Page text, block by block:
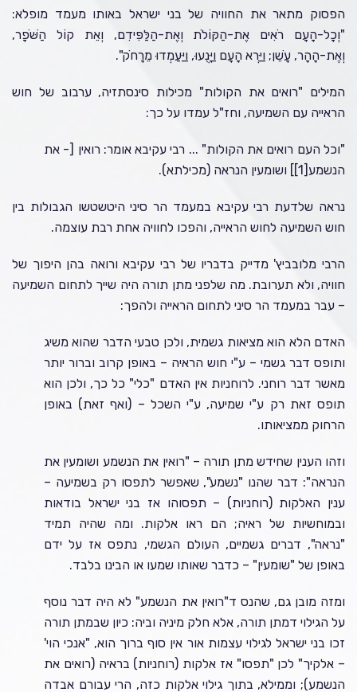
הפסוק מתאר את החוויה של בני ישראל באותו מעמד מופלא:
"וְכָל-הָעָם רֹאִים אֶת-הַקּוֹלֹת וְאֶת-הַלַּפִּידִם, וְאֵת קוֹל הַשֹּׁפָר,
וְאֶת-הָהָר, עָשֵׁן; וַיַּרְא הָעָם וַיָּנֻעוּ, וַיַּעַמְדוּ מֵרָחֹק".
המילים "רואים את הקולות" מכילות סינסתזיה, ערבוב של חוש
הראייה עם השמיעה, וחז"ל עמדו על כך:
"וכל העם רואים את הקולות" ... רבי עקיבא אומר: רואין [- את
הנשמע [1] ] ושומעין הנראה (מכילתא).
נראה שלדעת רבי עקיבא במעמד הר סיני היטשטשו הגבולות בין
חוש השמיעה לחוש הראייה, והפכו לחוויה אחת רבת עוצמה.
הרבי מלובביץ' מדייק בדבריו של רבי עקיבא ורואה בהן היפוך של
חוויה, ולא תערובת. מה שלפני מתן תורה היה שייך לתחום השמיעה
– עבר במעמד הר סיני לתחום הראייה ולהפך:
האדם הלא הוא מציאות גשמית, ולכן טבעי הדבר שהוא משיג
ותופס דבר גשמי – ע"י חוש הראיה – באופן קרוב וברור יותר
מאשר דבר רוחני. לרוחניות אין האדם "כלי" כל כך, ולכן הוא
תופס זאת רק ע"י שמיעה, ע"י השכל – (ואף זאת) באופן
הרחוק ממציאותו.
וזהו הענין שחידש מתן תורה – "רואין את הנשמע ושומעין את
הנראה": דבר שהנו "נשמע", שאפשר לתפסו רק בשמיעה –
ענין האלקות (רוחניות) – תפסוהו אז בני ישראל בודאות
ובמוחשיות של ראיה; הם ראו אלקות. ומה שהיה תמיד
"נראה", דברים גשמיים, העולם הגשמי, נתפס אז על ידם
באופן של "שומעין" – כדבר שאותו שמעו או הבינו בלבד.
ומזה מובן גם, שהנס ד"רואין את הנשמע" לא היה דבר נוסף
על הגילוי דמתן תורה, אלא חלק מיניה וביה: כיון שבמתן תורה
זכו בני ישראל לגילוי עצמות אור אין סוף ברוך הוא, "אנכי הוי'
– אלקיך" לכן "תפסו" אז אלקות (רוחניות) בראיה (רואים את
הנשמע); וממילא, בתוך גילוי אלקות כזה, הרי עבורם אבדה